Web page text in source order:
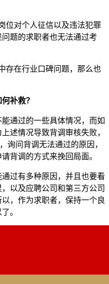
位对个人征信以及违法犯罪
题的求职者也无法通过考
存在行业口碑问题，那么也
补救？
通过的一些具体情况，而如
述情况导致背调审核失败，
询问背调无法通过的原因，
背调的方式来挽回局面。
过有多种原因，并且也要看
以及应聘公司和第三方公司
，作为求职者，保持一个良
。